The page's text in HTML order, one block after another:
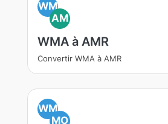
WM
AM
WMA à AMR
Convertir WMA à AMR
WM
MO